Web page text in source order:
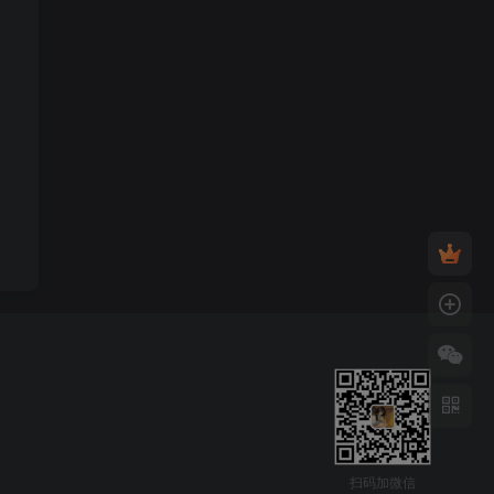
扫码加微信